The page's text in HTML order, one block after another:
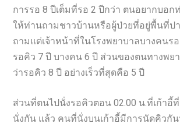
การรอ 8 ปีเต็มที่รอ 2 ปีกว่า ตนอยากบอก
ให้ท่านถามชาวบ้านหรือผู้ป่วยที่อยู่พื้นที่ปา
ถามแต่เจ้าหน้าที่ในโรงพยาบาลบางคนร
รอคิว 7 ปี บางคน 6 ปี ส่วนของตนทางพย
ว่ารอคิว 8 ปี อย่างเร็วที่สุดคือ 5 ปี
ส่วนที่ตนไปนั่งรอคิวตอน 02.00 น.ที่เก้าอี้
นั่งกัน แล้ว คนที่นั่งบนเก้าอี้มีการนัดคิวกั